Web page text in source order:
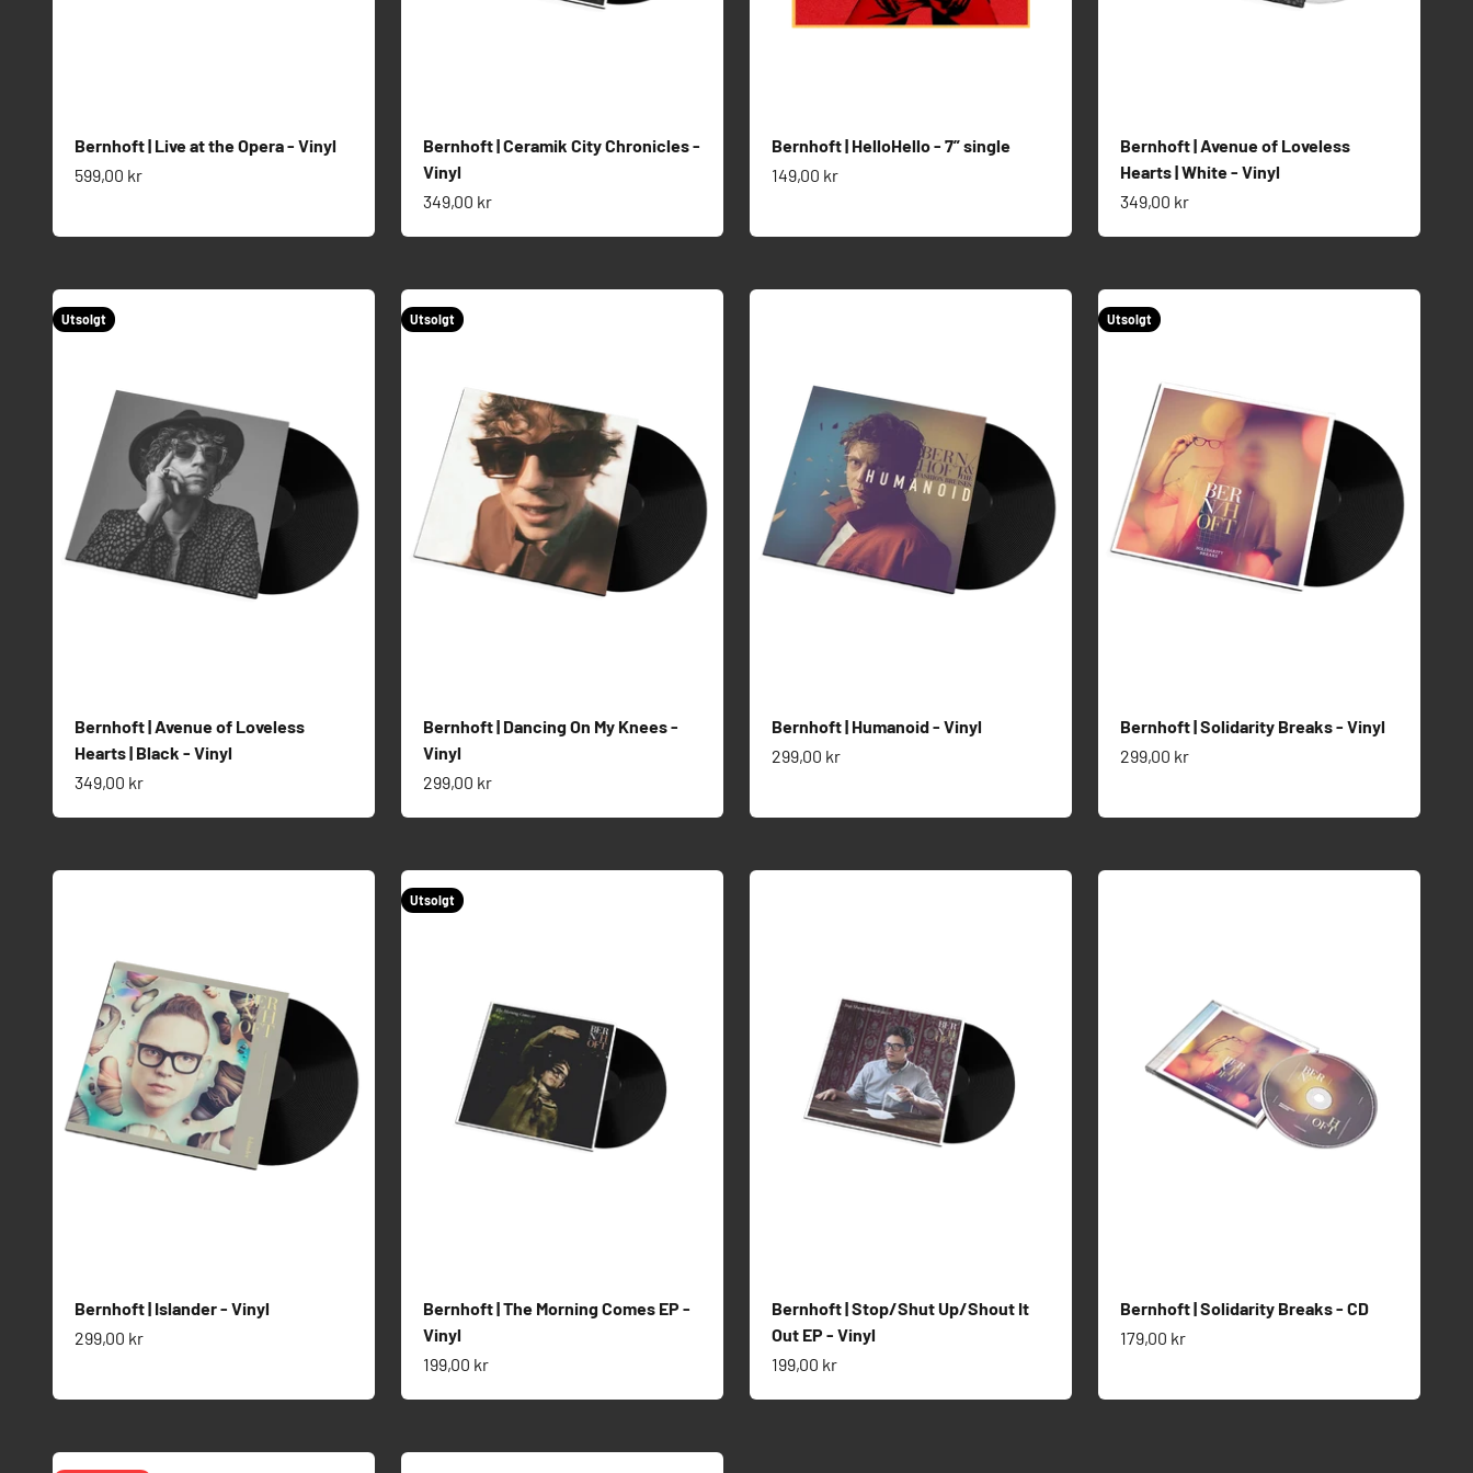
Bernhoft | Live at the Opera - Vinyl
Salgspris
599,00 kr
Bernhoft | Ceramik City Chronicles -
Vinyl
Salgspris
349,00 kr
Bernhoft | HelloHello - 7” single
Salgspris
149,00 kr
Bernhoft | Avenue of Loveless
Hearts | White - Vinyl
Salgspris
349,00 kr
Utsolgt
Bernhoft | Avenue of Loveless
Hearts | Black - Vinyl
Salgspris
349,00 kr
Utsolgt
Bernhoft | Dancing On My Knees -
Vinyl
Salgspris
299,00 kr
Bernhoft | Humanoid - Vinyl
Salgspris
299,00 kr
Utsolgt
Bernhoft | Solidarity Breaks - Vinyl
Salgspris
299,00 kr
Bernhoft | Islander - Vinyl
Salgspris
299,00 kr
Utsolgt
Bernhoft | The Morning Comes EP -
Vinyl
Salgspris
199,00 kr
Bernhoft | Stop/Shut Up/Shout It
Out EP - Vinyl
Salgspris
199,00 kr
Bernhoft | Solidarity Breaks - CD
Salgspris
179,00 kr